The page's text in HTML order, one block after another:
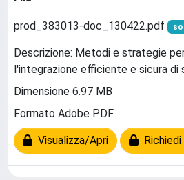
prod_383013-doc_130422.pdf
Descrizione: Metodi e strategie
l'integrazione efficiente e sicura di
Dimensione 6.97 MB
Formato Adobe PDF
Visualizza/Apri